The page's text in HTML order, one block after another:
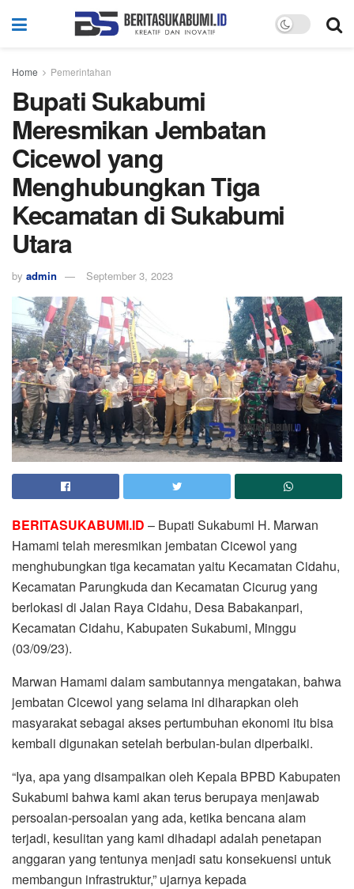
Home Pemerintahan
Bupati Sukabumi
Meresmikan Jembatan
Cicewol yang
Menghubungkan Tiga
Kecamatan di Sukabumi
Utara
by admin September 3, 2023
BERITASUKABUMI.ID – Bupati Sukabumi H. Marwan
Hamami telah meresmikan jembatan Cicewol yang
menghubungkan tiga kecamatan yaitu Kecamatan Cidahu,
Kecamatan Parungkuda dan Kecamatan Cicurug yang
berlokasi di Jalan Raya Cidahu, Desa Babakanpari,
Kecamatan Cidahu, Kabupaten Sukabumi, Minggu
(03/09/23).
Marwan Hamami dalam sambutannya mengatakan, bahwa
jembatan Cicewol yang selama ini diharapkan oleh
masyarakat sebagai akses pertumbuhan ekonomi itu bisa
kembali digunakan setelah berbulan-bulan diperbaiki.
“Iya, apa yang disampaikan oleh Kepala BPBD Kabupaten
Sukabumi bahwa kami akan terus berupaya menjawab
persoalan-persoalan yang ada, ketika bencana alam
terjadi, kesulitan yang kami dihadapi adalah penetapan
anggaran yang tentunya menjadi satu konsekuensi untuk
membangun infrastruktur,” ujarnya kepada